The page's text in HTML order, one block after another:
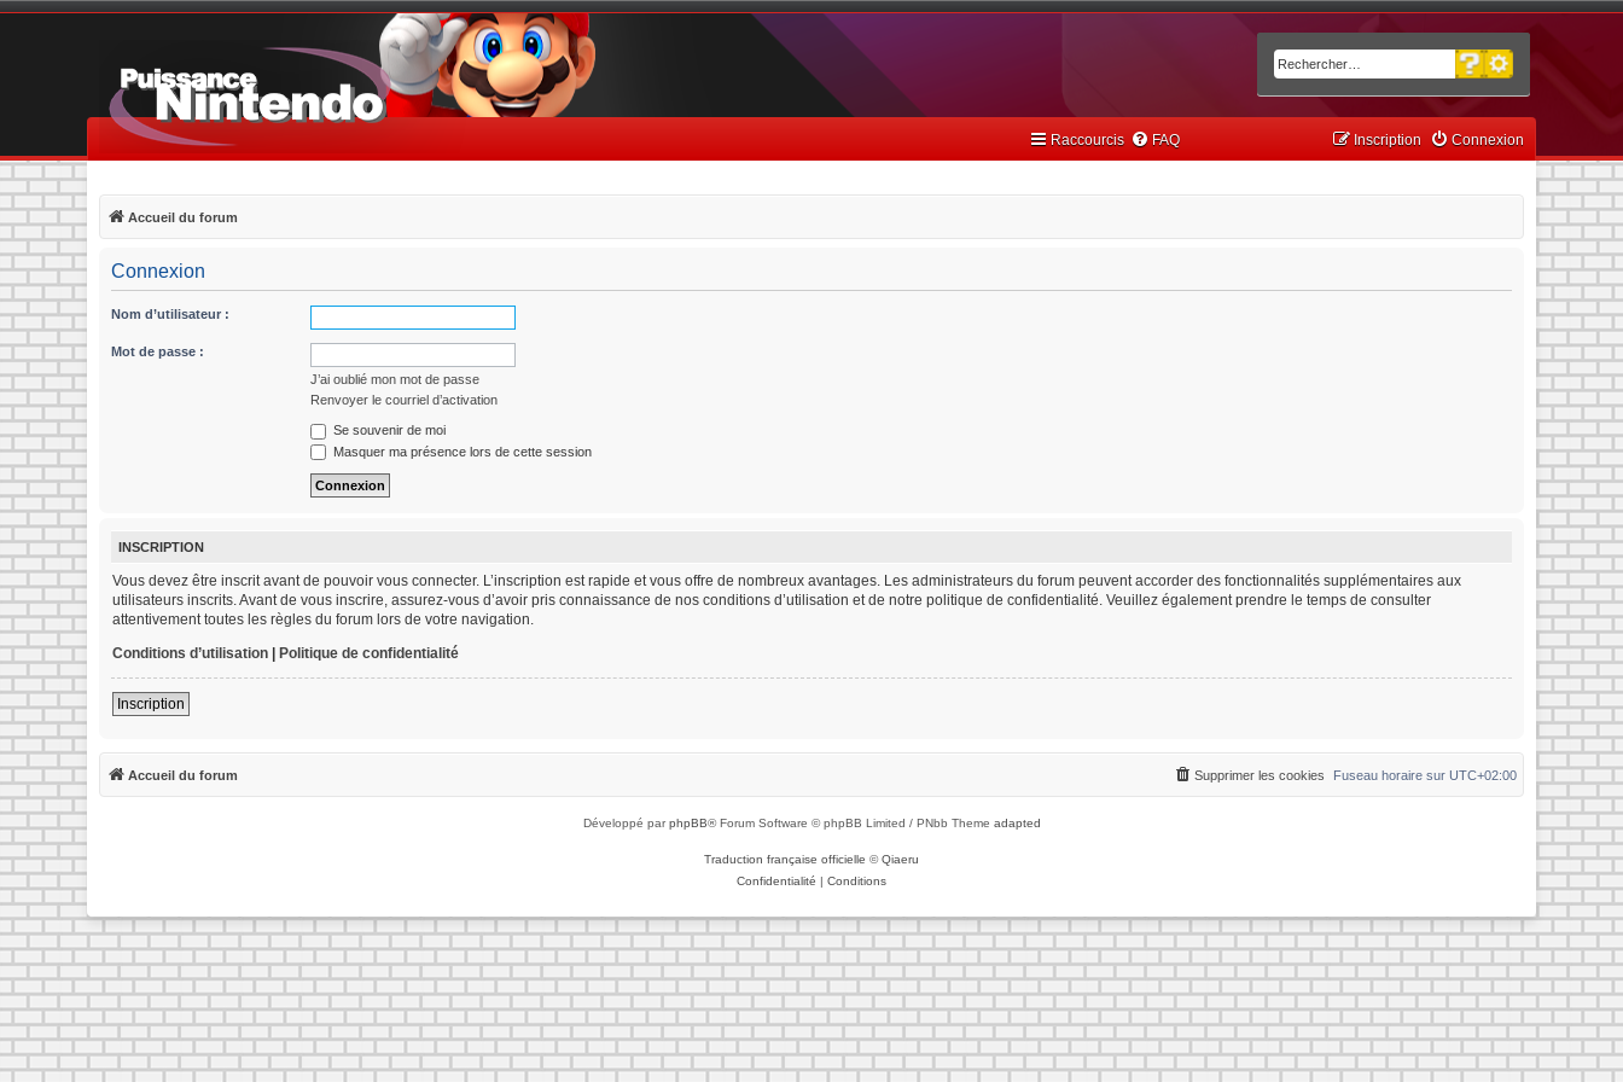
Rechercher
Recherche avancée
Raccourcis FAQ Connexion
Inscription
Accueil du forum
Connexion
Nom d’utilisateur :
Mot de passe :
J’ai oublié mon mot de passe
Renvoyer le courriel d’activation
Se souvenir de moi
Masquer ma présence lors de cette session
INSCRIPTION
Vous devez être inscrit avant de pouvoir vous connecter. L’inscription est rapide et vous offre de nombreux avantages. Les administrateurs du forum peuvent accorder des fonctionnalités supplémentaires aux
utilisateurs inscrits. Avant de vous inscrire, assurez-vous d’avoir pris connaissance de nos conditions d’utilisation et de notre politique de confidentialité. Veuillez également prendre le temps de consulter
attentivement toutes les règles du forum lors de votre navigation.
Conditions d’utilisation | Politique de confidentialité
Inscription
Accueil du forum Fuseau horaire sur UTC+02:00
Supprimer les cookies
Développé parphpBB® Forum Software © phpBB Limited / PNbb Theme adapted
Traduction française officielle ©Qiaeru
Confidentialité | Conditions